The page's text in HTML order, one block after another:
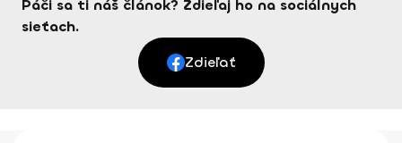
Páči sa ti náš článok? Zdieľaj ho na sociálnych
sieťach.
Zdieľať